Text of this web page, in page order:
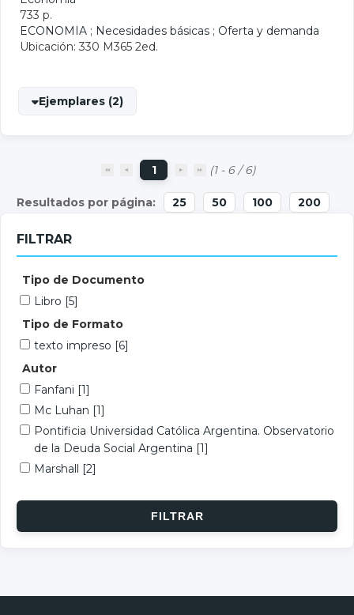
733 p.
ECONOMIA ; Necesidades básicas ; Oferta y demanda
Ubicación: 330 M365 2ed.
Ejemplares (2)
1 (1 - 6 / 6)
25 50 100 200
FILTRAR
Tipo de Documento
Libro [5]
Tipo de Formato
texto impreso [6]
Autor
Fanfani [1]
Mc Luhan [1]
Pontificia Universidad Católica Argentina. Observatorio
de la Deuda Social Argentina [1]
Marshall [2]